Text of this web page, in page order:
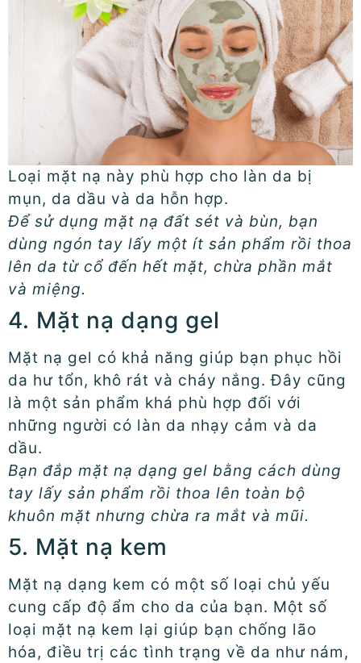
Loại mặt nạ này phù hợp cho làn da bị
mụn, da dầu và da hỗn hợp.
Để sử dụng mặt nạ đất sét và bùn, bạn
dùng ngón tay lấy một ít sản phẩm rồi thoa
lên da từ cổ đến hết mặt, chừa phần mắt
và miệng.
4. Mặt nạ dạng gel
Mặt nạ gel có khả năng giúp bạn phục hồi
da hư tổn, khô rát và cháy nắng. Đây cũng
là một sản phẩm khá phù hợp đối với
những người có làn da nhạy cảm và da
dầu.
Bạn đắp mặt nạ dạng gel bằng cách dùng
tay lấy sản phẩm rồi thoa lên toàn bộ
khuôn mặt nhưng chừa ra mắt và mũi.
5. Mặt nạ kem
Mặt nạ dạng kem có một số loại chủ yếu
cung cấp độ ẩm cho da của bạn. Một số
loại mặt nạ kem lại giúp bạn chống lão
hóa, điều trị các tình trạng về da như nám,